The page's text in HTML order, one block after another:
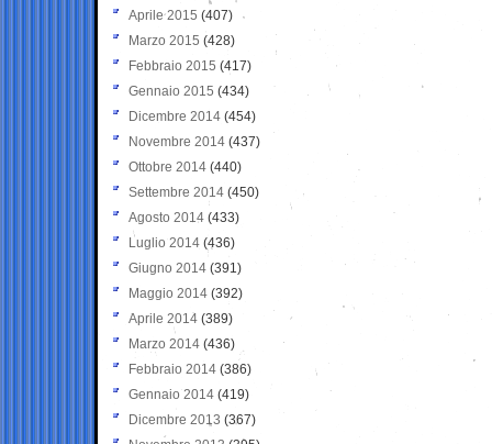
Aprile 2015 (407)
Marzo 2015 (428)
Febbraio 2015 (417)
Gennaio 2015 (434)
Dicembre 2014 (454)
Novembre 2014 (437)
Ottobre 2014 (440)
Settembre 2014 (450)
Agosto 2014 (433)
Luglio 2014 (436)
Giugno 2014 (391)
Maggio 2014 (392)
Aprile 2014 (389)
Marzo 2014 (436)
Febbraio 2014 (386)
Gennaio 2014 (419)
Dicembre 2013 (367)